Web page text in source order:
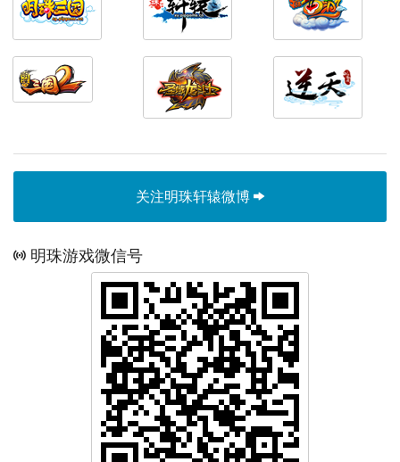
关注明珠轩辕微博
明珠游戏微信号